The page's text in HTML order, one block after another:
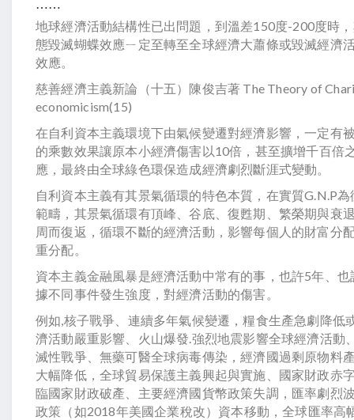
⋯⋯
地球經濟活動結構性已出問題，到溫差150度-200度時
態毀滅蝴蝶效應ㄧ定至轉至全球經濟大蕭條或毀滅經濟
效應。
慈善經濟主義新論（十五）陳俊吉著 The Theory of
economicism(15)
在自利資本主義環境下由氣候變遷對經濟影響，一定有
的乘數效果讓原本小經濟傷害以10倍，甚至擴增千百倍
應，最終由全球綠色環保造成經濟劇烈斷涯式變動。
自利資本主義有其景氣循環的特色本質，在實質G.N.P
範疇，其景氣循環有頂峰、谷底、復甦期、繁榮期與衰
周而復返，循環不斷的經濟活動，影響每個人的財富分
重分配。
資本主義金融風暴是經濟活動中常有的事，也許5年、也
據不同事件發生強度，對經濟活動的傷害。
例如,核子戰爭、連續多年氣候變遷，糧食生產急劇降低
濟活動嚴重影響、火山爆發.強烈地震影響全球經濟活動
滅性戰爭、無藥可醫全球病毒傳染，經濟國過剩原物料
大幅降低，全球貿易保護主義興起與實施、國家財政赤
臨國家財政破產、主要經濟國貨幣政策失調，匯率劇烈
政策（如2018年美國企業稅改）資本移動，全球匯率